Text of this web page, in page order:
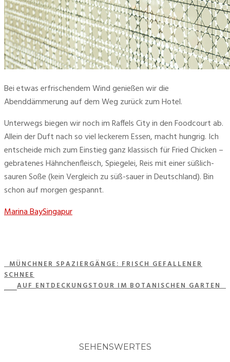
Bei etwas erfrischendem Wind genießen wir die
Abenddämmerung auf dem Weg zurück zum Hotel.
Unterwegs biegen wir noch im Raffels City in den Foodcourt ab.
Allein der Duft nach so viel leckerem Essen, macht hungrig. Ich
entscheide mich zum Einstieg ganz klassisch für Fried Chicken –
gebratenes Hähnchenfleisch, Spiegelei, Reis mit einer süßlich-
sauren Soße (kein Vergleich zu süß-sauer in Deutschland). Bin
schon auf morgen gespannt.
Marina BaySingapur
MÜNCHNER SPAZIERGÄNGE: FRISCH GEFALLENER
SCHNEE
AUF ENTDECKUNGSTOUR IM BOTANISCHEN GARTEN
SEHENSWERTES